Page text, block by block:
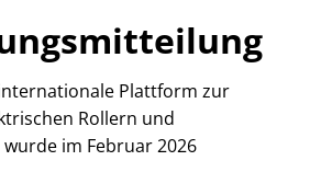
Plattform zur
Rollern und
im Februar 2026